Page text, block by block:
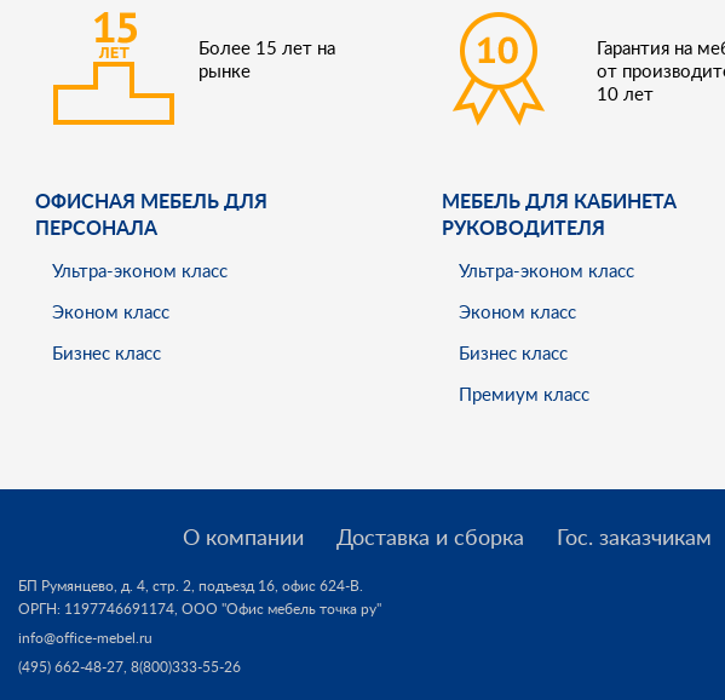
Более 15 лет на
рынке
Гарантия на
от
10 лет
ОФИСНАЯ МЕБЕЛЬ ДЛЯ
ПЕРСОНАЛА
Ультра-эконом класс
Эконом класс
Бизнес класс
МЕБЕЛЬ ДЛЯ КАБИНЕТА
РУКОВОДИТЕЛЯ
Ультра-эконом класс
Эконом класс
Бизнес класс
Премиум класс
О компании Доставка и сборка Гос. заказчикам
БП Румянцево, д. 4, стр. 2, подъезд 16, офис 624-В.
ОРГН: 1197746691174, ООО "Офис мебель точка ру"
info@office-mebel.ru
(495) 662-48-27, 8(800)333-55-26